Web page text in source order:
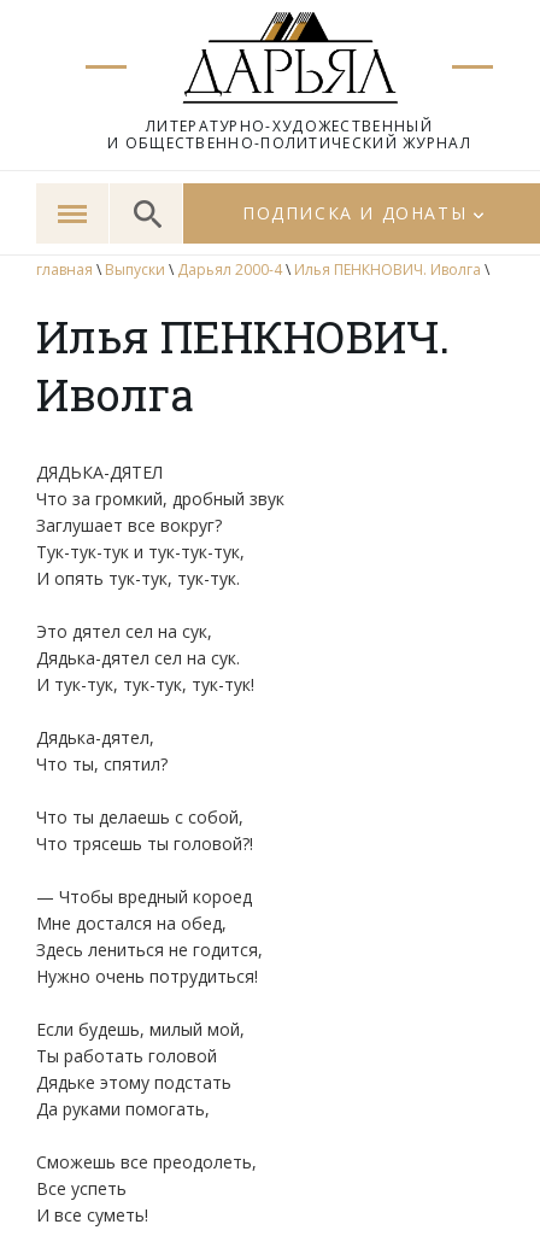
ЛИТЕРАТУРНО-ХУДОЖЕСТВЕННЫЙ
И ОБЩЕСТВЕННО-ПОЛИТИЧЕСКИЙ ЖУРНАЛ
ПОДПИСКА И ДОНАТЫ
главная \ Выпуски \ Дарьял 2000-4\ Илья ПЕНКНОВИЧ. Иволга \
Илья ПЕНКНОВИЧ.
Иволга
ДЯДЬКА-ДЯТЕЛ
Что за громкий, дробный звук
Заглушает все вокруг?
Тук-тук-тук и тук-тук-тук,
И опять тук-тук, тук-тук.
Это дятел сел на сук,
Дядька-дятел сел на сук.
И тук-тук, тук-тук, тук-тук!
Дядька-дятел,
Что ты, спятил?
Что ты делаешь с собой,
Что трясешь ты головой?!
— Чтобы вредный короед
Мне достался на обед,
Здесь лениться не годится,
Нужно очень потрудиться!
Если будешь, милый мой,
Ты работать головой
Дядьке этому подстать
Да руками помогать,
Сможешь все преодолеть,
Все успеть
И все суметь!